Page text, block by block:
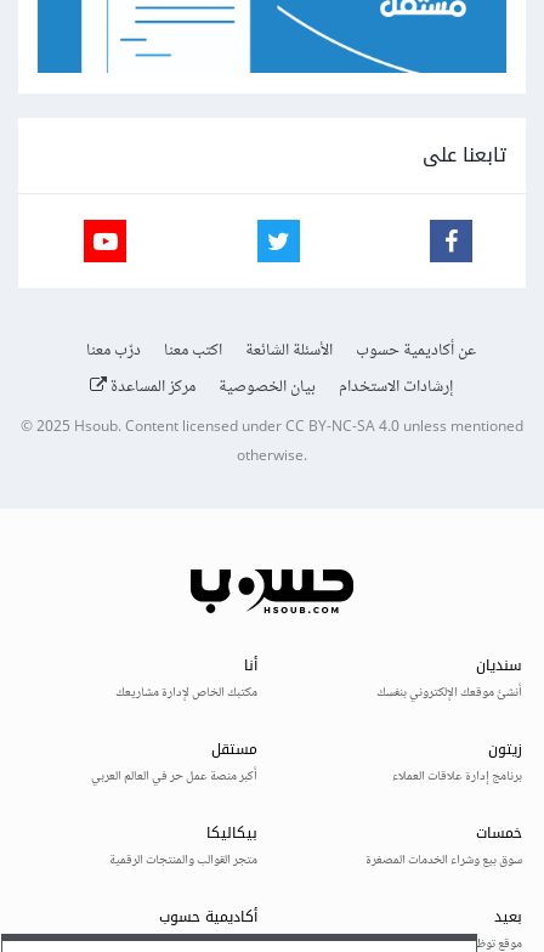
تابعنا على
عن أكاديمية حسوب الأسئلة الشائعة اكتب معنا
درّب معنا
إرشادات الاستخدام
بيان الخصوصية مركز المساعدة
© 2025Hsoub.Content licensed underCC BY-NC-SA 4.0unless mentioned
otherwise.